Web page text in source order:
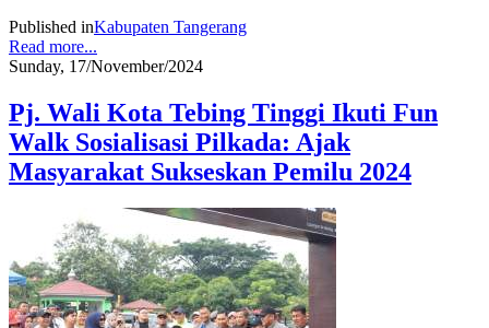
Published inKabupaten Tangerang
Read more...
Sunday, 17/November/2024
Pj. Wali Kota Tebing Tinggi Ikuti Fun
Walk Sosialisasi Pilkada: Ajak
Masyarakat Sukseskan Pemilu 2024